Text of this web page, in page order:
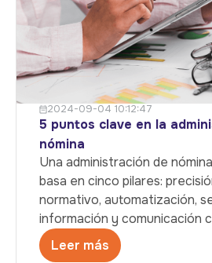
2024-09-04 10:12:47
5 puntos clave en la
nómina
Una administración de
basa en cinco pilares:
normativo, automatización,
información y comunicación
Leer más